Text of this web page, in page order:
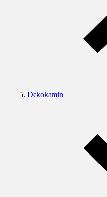
Dekokamin